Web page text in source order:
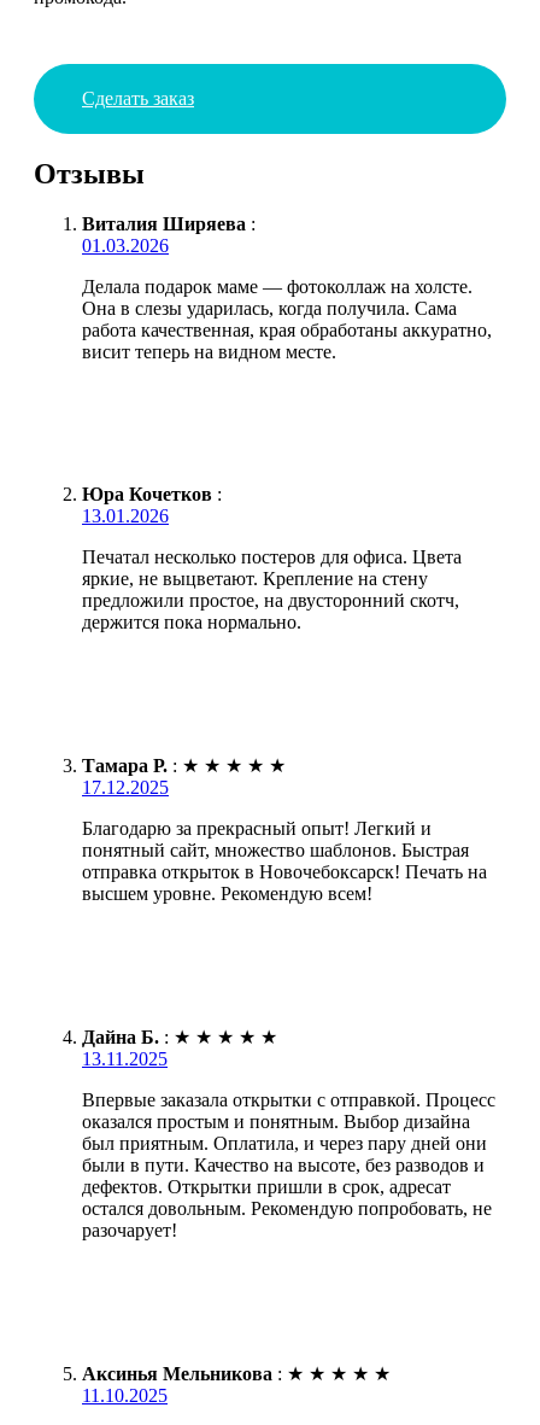
Сделать заказ
Отзывы
Виталия Ширяева :
01.03.2026
Делала подарок маме — фотоколлаж на холсте.
Она в слезы ударилась, когда получила. Сама
работа качественная, края обработаны аккуратно,
висит теперь на видном месте.
Юра Кочетков :
13.01.2026
Печатал несколько постеров для офиса. Цвета
яркие, не выцветают. Крепление на стену
предложили простое, на двусторонний скотч,
держится пока нормально.
Тамара Р. : ★ ★ ★ ★ ★
17.12.2025
Благодарю за прекрасный опыт! Легкий и
понятный сайт, множество шаблонов. Быстрая
отправка открыток в Новочебоксарск! Печать на
высшем уровне. Рекомендую всем!
Дайна Б. : ★ ★ ★ ★ ★
13.11.2025
Впервые заказала открытки с отправкой. Процесс
оказался простым и понятным. Выбор дизайна
был приятным. Оплатила, и через пару дней они
были в пути. Качество на высоте, без разводов и
дефектов. Открытки пришли в срок, адресат
остался довольным. Рекомендую попробовать, не
разочарует!
Аксинья Мельникова : ★ ★ ★ ★ ★
11.10.2025